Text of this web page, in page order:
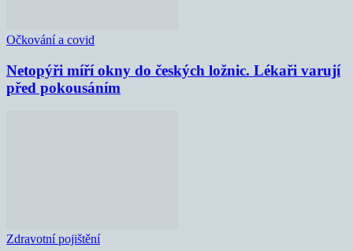
Očkování a covid
Netopýři míří okny do českých ložnic. Lékaři varují
před pokousáním
Zdravotní pojištění